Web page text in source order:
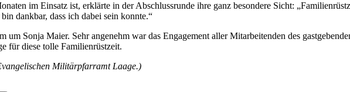
im Einsatz ist, erklärte in der Abschlussrunde ihre ganz besondere Sicht:
dankbar, dass ich dabei sein konnte.“
um Sonja Maier. Sehr angenehm war das Engagement aller Mitarbeitenden des
für diese tolle Familienrüstzeit.
Militärpfarramt Laage.)